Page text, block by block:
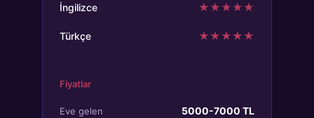
İngilizce ★ ★ ★ ★ ★
Türkçe ★ ★ ★ ★ ★
Fiyatlar
Eve gelen 5000-7000 TL